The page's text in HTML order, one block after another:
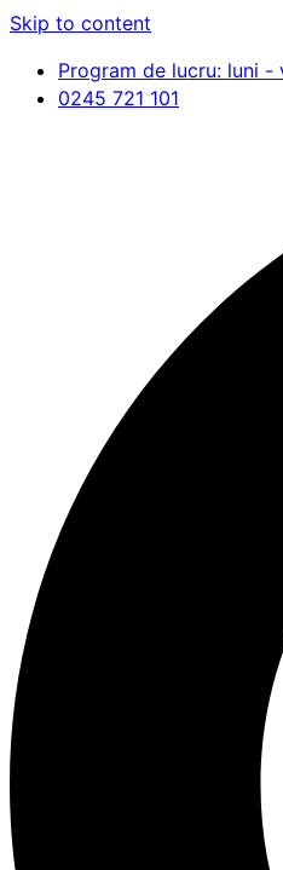
Skip to content
Program de lucru: luni -
0245 721 101